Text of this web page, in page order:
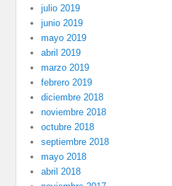
julio 2019
junio 2019
mayo 2019
abril 2019
marzo 2019
febrero 2019
diciembre 2018
noviembre 2018
octubre 2018
septiembre 2018
mayo 2018
abril 2018